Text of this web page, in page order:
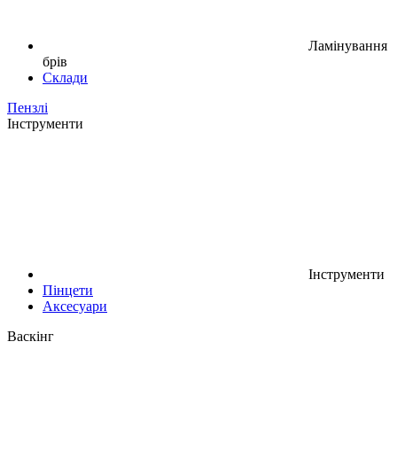
Ламінування
брів
Склади
Пензлі
Інструменти
Інструменти
Пінцети
Аксесуари
Васкінг